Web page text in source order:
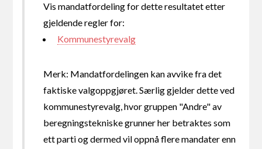
Vis mandatfordeling for dette resultatet etter
gjeldende regler for:
Kommunestyrevalg
Merk: Mandatfordelingen kan avvike fra det
faktiske valgoppgjøret. Særlig gjelder dette ved
kommunestyrevalg, hvor gruppen "Andre" av
beregningstekniske grunner her betraktes som
ett parti og dermed vil oppnå flere mandater enn